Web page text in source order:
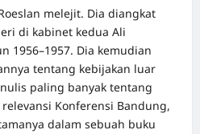
melejit. Dia diangkat
di kabinet kedua Ali
1956–1957. Dia kemudian
tentang kebijakan luar
paling banyak tentang
Konferensi Bandung,
dalam sebuah buku